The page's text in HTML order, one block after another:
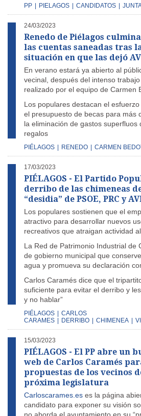
PP PIELAGOS CANDIDATOS
24/03/2023
Renedo de Piélagos
las cuentas saneadas tras
situación en que las dejó
En verano estará ya abierto al
vecinal, después del intenso
realizado por el equipo de Carmen
Los populares destacan el
el presupuesto de becas para más
la eliminación de gastos superfluos
regalos
PIÉLAGOS RENEDO CARMEN
17/03/2023
PIÉLAGOS - El Partido
derribo de las chimeneas
“desidia” de PSOE, PRC y
Los populares sostienen que el
atractivo para desarrollar nuevos
recreativos que atraigan actividad
La Red de Patrimonio Industrial de
de gobierno municipal que
agua y promueva su declaración
Carlos Caramés dice que el
suficiente para evitar el derribo y
y no hablar”
PIÉLAGOS
CARLOS
CARAMES
DERRIBO CHIMENEA
15/03/2023
PIÉLAGOS - El PP abre un
web de Carlos Caramés
propuestas de los vecinos
próxima legislatura
Carloscarames.es es la página
candidato para exponer su visión